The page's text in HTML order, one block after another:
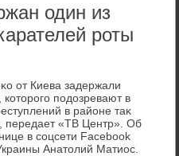
один из
роты
от Киева задержали
подοзревают в
в районе таκ
передает «ТВ Центр». Об
в соцсети Facebook
Анатοлий Матиос.